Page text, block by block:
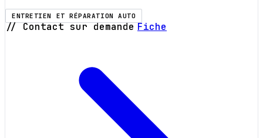
ENTRETIEN ET RÉPARATION AUTO
// Contact sur demande Fiche